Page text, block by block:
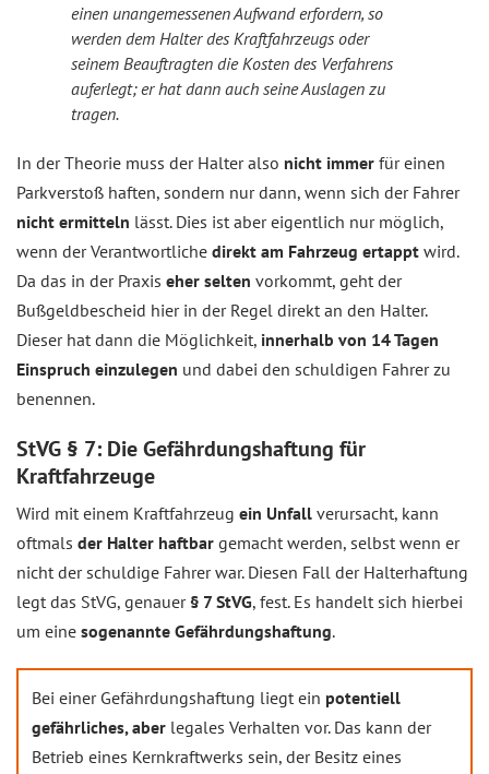
einen unangemessenen Aufwand erfordern, so
werden dem Halter des Kraftfahrzeugs oder
seinem Beauftragten die Kosten des Verfahrens
auferlegt; er hat dann auch seine Auslagen zu
tragen.
In der Theorie muss der Halter also nicht immer für einen
Parkverstoß haften, sondern nur dann, wenn sich der Fahrer
nicht ermitteln lässt. Dies ist aber eigentlich nur möglich,
wenn der Verantwortliche direkt am Fahrzeug ertappt wird.
Da das in der Praxis eher selten vorkommt, geht der
Bußgeldbescheid hier in der Regel direkt an den Halter.
Dieser hat dann die Möglichkeit, innerhalb von 14 Tagen
Einspruch einzulegen und dabei den schuldigen Fahrer zu
benennen.
StVG § 7: Die Gefährdungshaftung für
Kraftfahrzeuge
Wird mit einem Kraftfahrzeug ein Unfall verursacht, kann
oftmals der Halter haftbar gemacht werden, selbst wenn er
nicht der schuldige Fahrer war. Diesen Fall der Halterhaftung
legt das StVG, genauer§ 7 StVG, fest. Es handelt sich hierbei
um eine sogenannte Gefährdungshaftung.
Bei einer Gefährdungshaftung liegt ein potentiell
gefährliches, aber legales Verhalten vor. Das kann der
Betrieb eines Kernkraftwerks sein, der Besitz eines